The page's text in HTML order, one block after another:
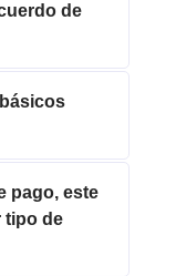
de
pago, este
tipo de